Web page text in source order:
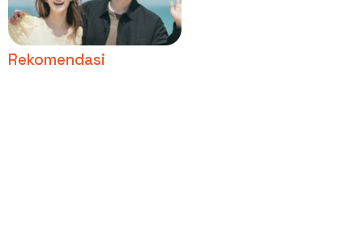
Rekomendasi